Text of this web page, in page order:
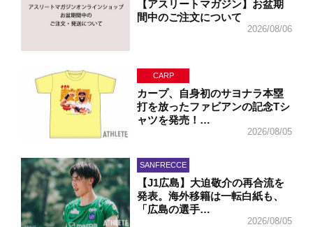
【アスリートマガジン】お盆期
間中のご注文について
2026/08/06
CARP
カープ、自身初のサヨナラ本塁
打を放ったファビアンの記念Tシ
ャツを発売！…
2026/08/05
SANFRECCE
【J1広島】大迫敬介の再合流を
発表。海外移籍は一転白紙も、
「広島の選手…
2026/08/05